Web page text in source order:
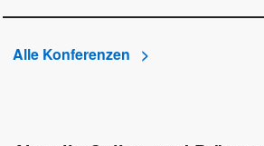
Alle Konferenzen